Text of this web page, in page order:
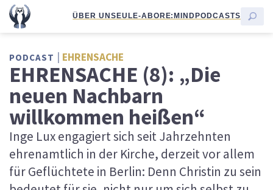
ÜBER UNSEULE-ABORE:MINDPODCASTS
PODCAST EHRENSACHE
EHRENSACHE (8): „Die
neuen Nachbarn
willkommen heißen“
Inge Lux engagiert sich seit Jahrzehnten
ehrenamtlich in der Kirche, derzeit vor allem
für Geflüchtete in Berlin: Denn Christin zu sein